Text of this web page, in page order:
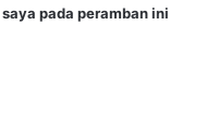
pada peramban ini